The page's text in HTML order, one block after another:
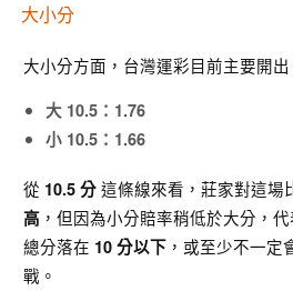
大小分
大小分方面，台灣運彩目前主要開出
大 10.5：1.76
小 10.5：1.66
從 10.5 分 這條線來看，莊家對這
高 ，但因為小分賠率稍低於大分，
總分落在 10 分以下 ，或至少不一定
戰。